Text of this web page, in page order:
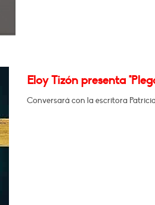
Eloy Tizón presenta
Conversará con la escritora